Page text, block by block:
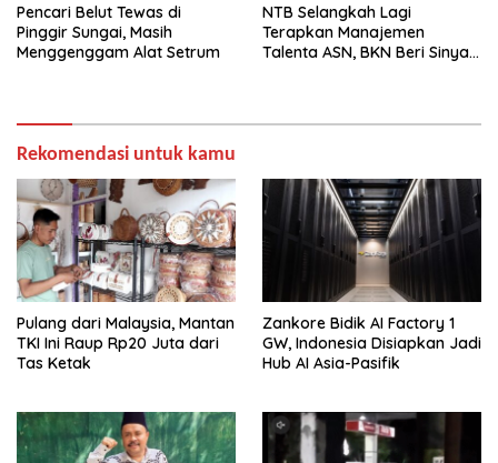
Pencari Belut Tewas di
Pinggir Sungai, Masih
Menggenggam Alat Setrum
NTB Selangkah Lagi
Terapkan Manajemen
Talenta ASN, BKN Beri Sinyal
Rekomendasi untuk kamu
Pulang dari Malaysia, Mantan
TKI Ini Raup Rp20 Juta dari
Tas Ketak
Zankore Bidik AI Factory 1
GW, Indonesia Disiapkan Jadi
Hub AI Asia-Pasifik